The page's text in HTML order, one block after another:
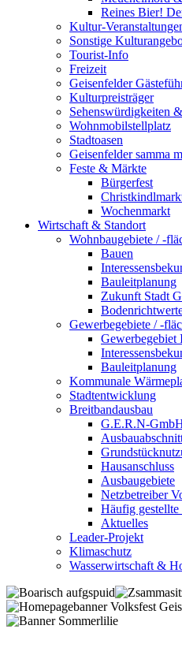
Reines Bier!
Kultur-
Sonstige
Tourist-Info
Freizeit
Geisenfelder
Kulturpreisträger
Sehenswürdigkeiten
Wohnmobilstellplatz
Stadtoasen
Geisenfelder samma
Feste & Märkte
Bürgerfest
Wochenmarkt
Wirtschaft & Standort
Wohnbaugebiete / -
Bauen
Bauleitplanung
Zukunft Stadt
Gewerbegebiete / -
Gewerbegebiet
Bauleitplanung
Kommunale
Stadtentwicklung
Breitbandausbau
G.E.R.N-
Hausanschluss
Ausbaugebiete
Netzbetreiber
Häufig gestellte
Aktuelles
Leader-Projekt
Klimaschutz
Wasserwirtschaft &